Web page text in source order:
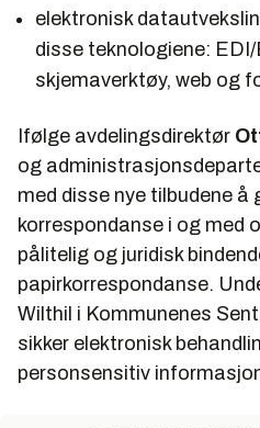
elektronisk
disse teknologiene:
skjemaverktøy, web og
Ifølge avdelingsdirektør
og
med disse nye tilbudene å
korrespondanse i og med
pålitelig og juridisk
papirkorrespondanse.
Wilthil i Kommunenes
sikker elektronisk
personsensitiv